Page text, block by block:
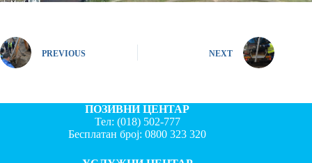
PREVIOUS NEXT
ПОЗИВНИ ЦЕНТАР
Тел: (018) 502-777
Бесплатан број:0800 323 320